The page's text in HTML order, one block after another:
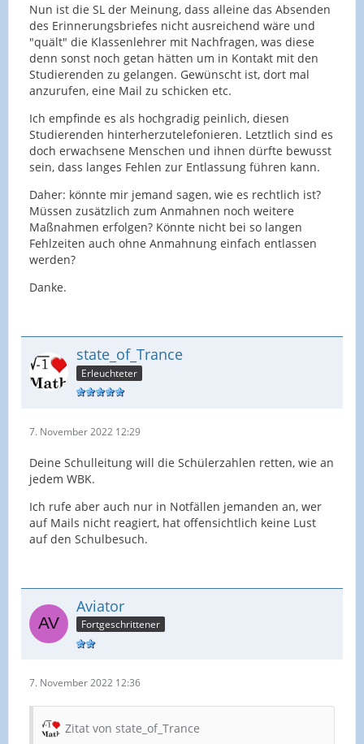
Nun ist die SL der Meinung, dass alleine das Absenden
des Erinnerungsbriefes nicht ausreichend wäre und
"quält" die Klassenlehrer mit Nachfragen, was diese
denn sonst noch getan hätten um in Kontakt mit den
Studierenden zu gelangen. Gewünscht ist, dort mal
anzurufen, eine Mail zu schicken etc.
Ich empfinde es als hochgradig peinlich, diesen
Studierenden hinterherzutelefonieren. Letztlich sind es
doch erwachsene Menschen und ihnen dürfte bewusst
sein, dass langes Fehlen zur Entlassung führen kann.
Daher: könnte mir jemand sagen, wie es rechtlich ist?
Müssen zusätzlich zum Anmahnen noch weitere
Maßnahmen erfolgen? Könnte nicht bei so langen
Fehlzeiten auch ohne Anmahnung einfach entlassen
werden?
Danke.
state_of_Trance
Erleuchteter
7. November 2022 12:29
Deine Schulleitung will die Schülerzahlen retten, wie an
jedem WBK.
Ich rufe aber auch nur in Notfällen jemanden an, wer
auf Mails nicht reagiert, hat offensichtlich keine Lust
auf den Schulbesuch.
Aviator
Fortgeschrittener
7. November 2022 12:36
Zitat von state_of_Trance